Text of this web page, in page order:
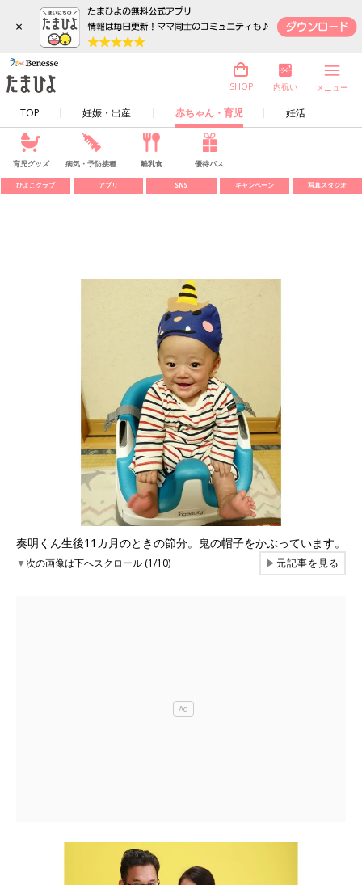
×
TOP 妊娠・出産 赤ちゃん・育児 妊活
SHOP 内祝い メニュー
育児グッズ 病気・予防接種 離乳食 優待パス
ひよこクラブ アプリ SNS キャンペーン 写真スタジオ
奏明くん生後11カ月のときの節分。鬼の帽子をかぶっています。
▼次の画像は下へスクロール (1/10) ▶元記事を見る